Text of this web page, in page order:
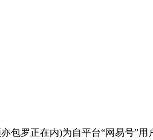
罗正在内)为自平台“网易号”用